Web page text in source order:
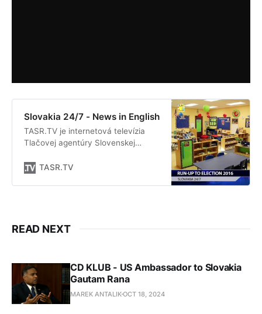
Slovakia 24/7 - News in English
TASR.TV je internetová televízia
Tlačovej agentúry Slovenskej
zo všetkých regiónov Slovenska.
TASR.TV
READ NEXT
CD KLUB - US Ambassador to Slovakia
Gautam Rana
MAREK ANTALIKOCT 18, 2024